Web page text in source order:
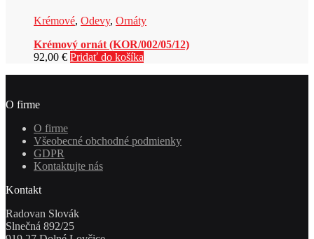
Krémové, Odevy, Ornáty
Krémový ornát (KOR/002/05/12)
92,00 € Pridať do košíka
O firme
O firme
Všeobecné obchodné podmienky
GDPR
Kontaktujte nás
Kontakt
Radovan Slovák
Slnečná 892/25